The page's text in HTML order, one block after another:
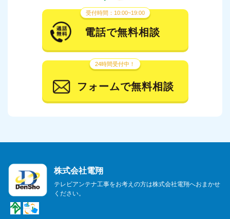
受付時間：10:00~19:00
電話で無料相談
24時間受付中！
フォームで無料相談
株式会社電翔
テレビアンテナ工事をお考えの方は株式会社電翔へおまかせ
ください。